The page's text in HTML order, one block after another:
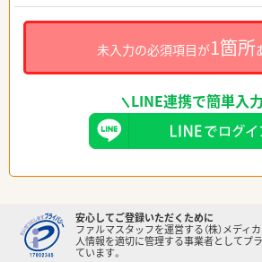
未入力の必須項目が1箇所
LINE連携で簡単入力
安心してご登録いただくために
ファルマスタッフを運営する（株）メディ
人情報を適切に管理する事業者としてプ
ています。